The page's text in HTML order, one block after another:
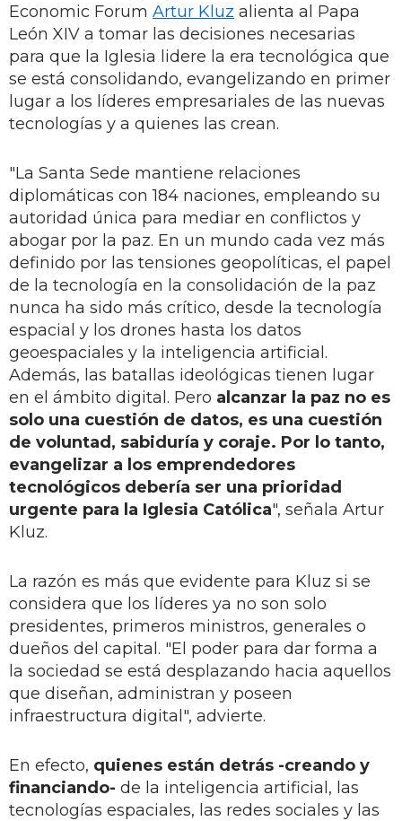
Economic Forum Artur Kluz alienta al Papa
León XIV a tomar las decisiones necesarias
para que la Iglesia lidere la era tecnológica que
se está consolidando, evangelizando en primer
lugar a los líderes empresariales de las nuevas
tecnologías y a quienes las crean.
"La Santa Sede mantiene relaciones
diplomáticas con 184 naciones, empleando su
autoridad única para mediar en conflictos y
abogar por la paz. En un mundo cada vez más
definido por las tensiones geopolíticas, el papel
de la tecnología en la consolidación de la paz
nunca ha sido más crítico, desde la tecnología
espacial y los drones hasta los datos
geoespaciales y la inteligencia artificial.
Además, las batallas ideológicas tienen lugar
en el ámbito digital. Pero alcanzar la paz no es
solo una cuestión de datos, es una cuestión
de voluntad, sabiduría y coraje. Por lo tanto,
evangelizar a los emprendedores
tecnológicos debería ser una prioridad
urgente para la Iglesia Católica", señala Artur
Kluz.
La razón es más que evidente para Kluz si se
considera que los líderes ya no son solo
presidentes, primeros ministros, generales o
dueños del capital. "El poder para dar forma a
la sociedad se está desplazando hacia aquellos
que diseñan, administran y poseen
infraestructura digital", advierte.
En efecto, quienes están detrás -creando y
financiando- de la inteligencia artificial, las
tecnologías espaciales, las redes sociales y las